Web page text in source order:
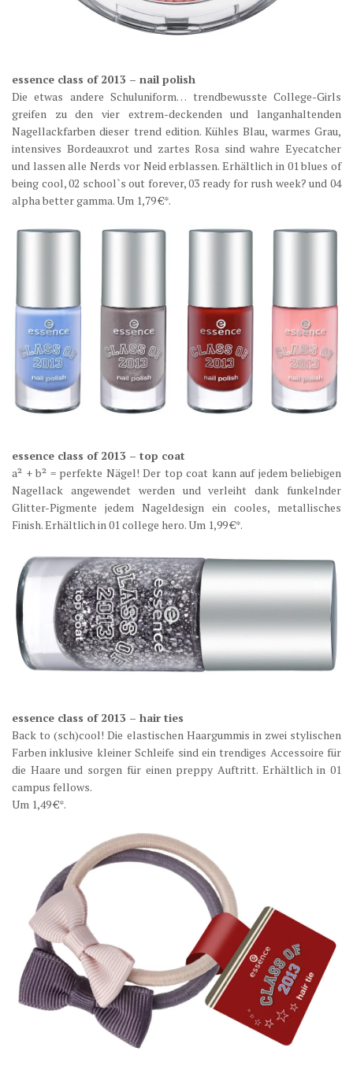
essence class of 2013 – nail polish
Die etwas andere Schuluniform… trendbewusste College-Girls
greifen zu den vier extrem-deckenden und langanhaltenden
Nagellackfarben dieser trend edition. Kühles Blau, warmes Grau,
intensives Bordeauxrot und zartes Rosa sind wahre Eyecatcher
und lassen alle Nerds vor Neid erblassen. Erhältlich in 01 blues of
being cool, 02 school`s out forever, 03 ready for rush week? und 04
alpha better gamma. Um 1,79 €*.
essence class of 2013 – top coat
a² + b² = perfekte Nägel! Der top coat kann auf jedem beliebigen
Nagellack angewendet werden und verleiht dank funkelnder
Glitter-Pigmente jedem Nageldesign ein cooles, metallisches
Finish. Erhältlich in 01 college hero. Um 1,99 €*.
essence class of 2013 – hair ties
Back to (sch)cool! Die elastischen Haargummis in zwei stylischen
Farben inklusive kleiner Schleife sind ein trendiges Accessoire für
die Haare und sorgen für einen preppy Auftritt. Erhältlich in 01
campus fellows.
Um 1,49 €*.